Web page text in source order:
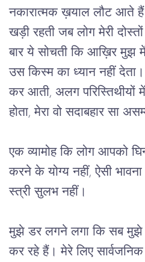
नकारात्मक ख़याल लौट आते
खड़ी रहती जब लोग मेरी
बार ये सोचती कि आख़िर मुझ
उस किस्म का ध्यान नहीं
कर आती, अलग परिस्तिथीयों
होता, मेरा वो सदाबहार सा
एक व्यामोह कि लोग आपको
करने के योग्य नहीं, ऐसी
स्त्री सुलभ नहीं।
मुझे डर लगने लगा कि सब मुझे
कर रहे हैं। मेरे लिए